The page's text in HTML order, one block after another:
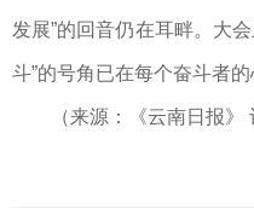
发展”的回音仍在耳畔。大
斗”的号角已在每个奋斗者的
（来源：《云南日报》